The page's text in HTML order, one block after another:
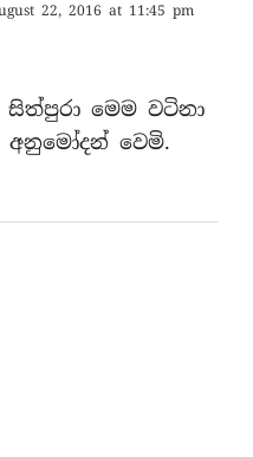
22, 2016 at 11:45 pm
මෙම වටිනා
අනුමෝදන් වෙමි.